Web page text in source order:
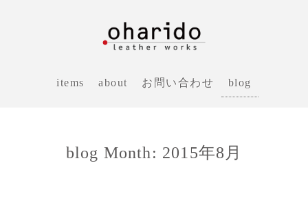
items about お問い合わせ blog
blog Month: 2015年8月